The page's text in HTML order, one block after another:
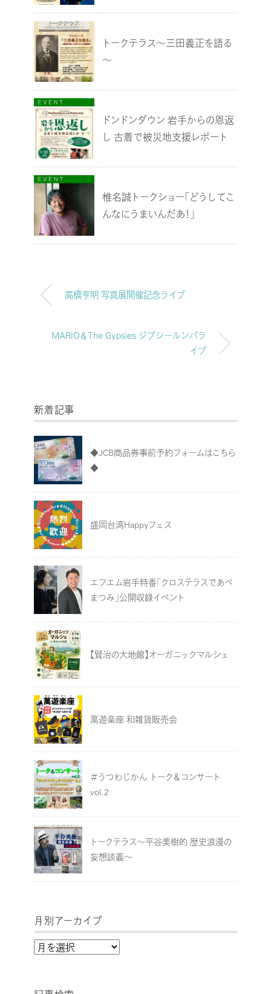
トークテラス～三田義正を語る
～
ドンドンダウン 岩手からの恩返
し 古着で被災地支援レポート
椎名誠トークショー「どうしてこ
んなにうまいんだあ！」
高橋亨明 写真展開催記念ライブ
MARIO＆The Gypsies ジプシールンバラ
イブ
新着記事
◆JCB商品券事前予約フォームはこちら
◆
盛岡台湾Happyフェス
エフエム岩手特番「クロステラスであべ
まつみ」公開収録イベント
【賢治の大地館】オーガニックマルシェ
萬遊楽座 和雑貨販売会
＃うつわじかん トーク＆コンサート
vol.2
トークテラス～平谷美樹的 歴史浪漫の
妄想談義～
月別アーカイブ
月